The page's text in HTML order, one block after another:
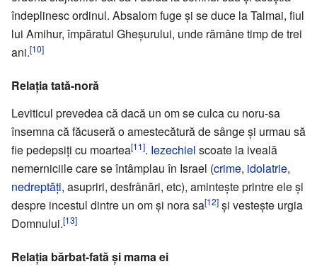
îndeplinesc ordinul. Absalom fuge și se duce la Talmai, fiul
lui Amihur, împăratul Gheșurului, unde rămâne timp de trei
ani.[10]
Relația tată-noră
Leviticul prevedea că dacă un om se culca cu noru-sa
însemna că făcuseră o amestecătură de sânge și urmau să
fie pedepsiți cu moartea[11]. Iezechiel scoate la iveală
nemerniciile care se întâmplau în Israel (crime, idolatrie,
nedreptăți, asupriri, desfrânări, etc), amintește printre ele și
despre incestul dintre un om și nora sa[12] și vestește urgia
Domnului.[13]
Relația bărbat-fată și mama ei